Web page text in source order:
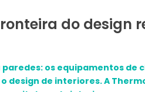
do design
os equipamentos de
de interiores. A